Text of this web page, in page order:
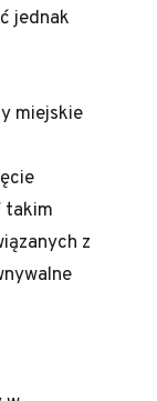
jednak
miejskie
takim
z